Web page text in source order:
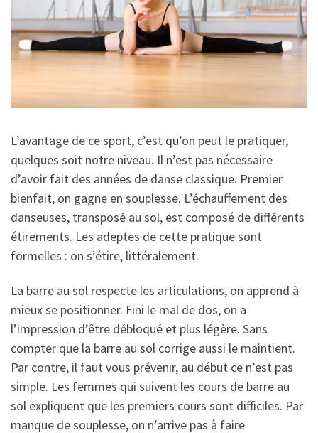
L’avantage de ce sport, c’est qu’on peut le pratiquer,
quelques soit notre niveau. Il n’est pas nécessaire
d’avoir fait des années de danse classique. Premier
bienfait, on gagne en souplesse. L’échauffement des
danseuses, transposé au sol, est composé de différents
étirements. Les adeptes de cette pratique sont
formelles : on s’étire, littéralement.
La barre au sol respecte les articulations, on apprend à
mieux se positionner. Fini le mal de dos, on a
l’impression d’être débloqué et plus légère. Sans
compter que la barre au sol corrige aussi le maintient.
Par contre, il faut vous prévenir, au début ce n’est pas
simple. Les femmes qui suivent les cours de barre au
sol expliquent que les premiers cours sont difficiles. Par
manque de souplesse, on n’arrive pas à faire